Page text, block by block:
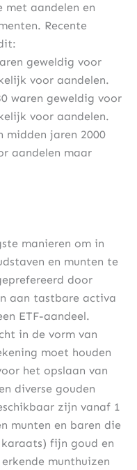
met aandelen en
Recente
geweldig voor
voor aandelen.
waren geweldig voor
voor aandelen.
midden jaren 2000
aandelen maar
manieren om in
en munten te
door
aan tastbare activa
ETF-aandeel.
in de vorm van
moet houden
het opslaan van
diverse gouden
zijn vanaf 1
munten en baren die
fijn goud en
munthuizen